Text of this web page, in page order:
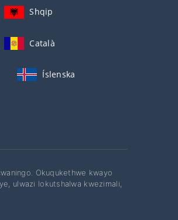
Shqip
Català
Íslenska
Okuqukethwe kwayo
ulwazi lokutshalwa kwezimali,